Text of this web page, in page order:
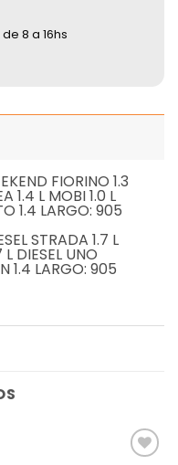
8 a 16hs
FIORINO 1.3
1.4 L MOBI 1.0 L
1.4 LARGO: 905
STRADA 1.7 L
DIESEL UNO
1.4 LARGO: 905